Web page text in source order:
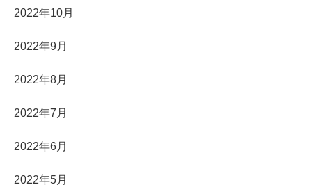
2022年10月
2022年9月
2022年8月
2022年7月
2022年6月
2022年5月